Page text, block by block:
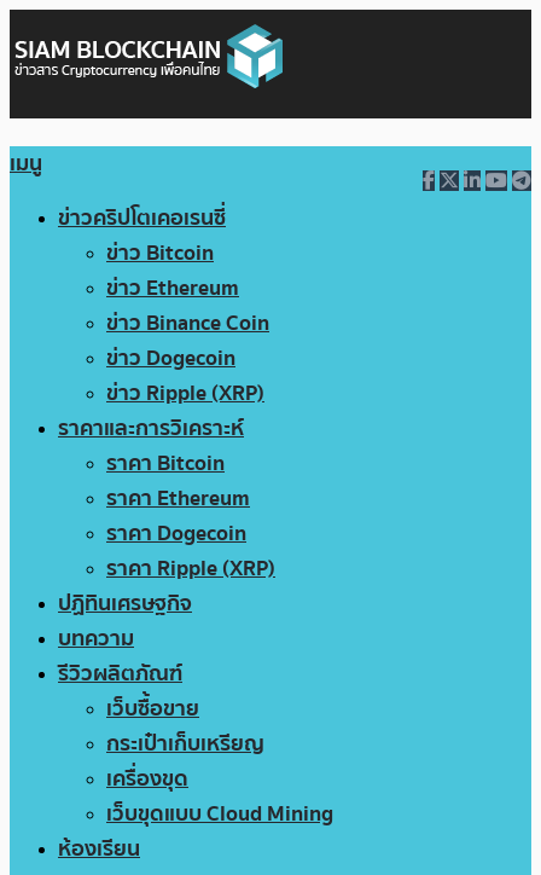
เมนู
ข่าวคริปโตเคอเรนซี่
ข่าว Bitcoin
ข่าว Ethereum
ข่าว Binance Coin
ข่าว Dogecoin
ข่าว Ripple (XRP)
ราคาและการวิเคราะห์
ราคา Bitcoin
ราคา Ethereum
ราคา Dogecoin
ราคา Ripple (XRP)
ปฏิทินเศรษฐกิจ
บทความ
รีวิวผลิตภัณฑ์
เว็บซื้อขาย
กระเป๋าเก็บเหรียญ
เครื่องขุด
เว็บขุดแบบ Cloud Mining
ห้องเรียน